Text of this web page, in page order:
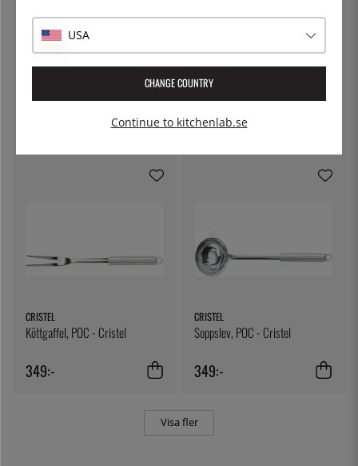
CRISTEL
259:-
CRISTEL
Köttgaffel, POC - Cristel
349:-
CRISTEL
Soppslev, POC - Cristel
349:-
Visa fler
USA
CHANGE COUNTRY
Continue to kitchenlab.se